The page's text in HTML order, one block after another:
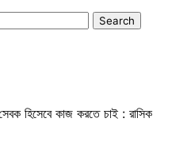
হিসেবে কাজ করতে চাই : রাসিক